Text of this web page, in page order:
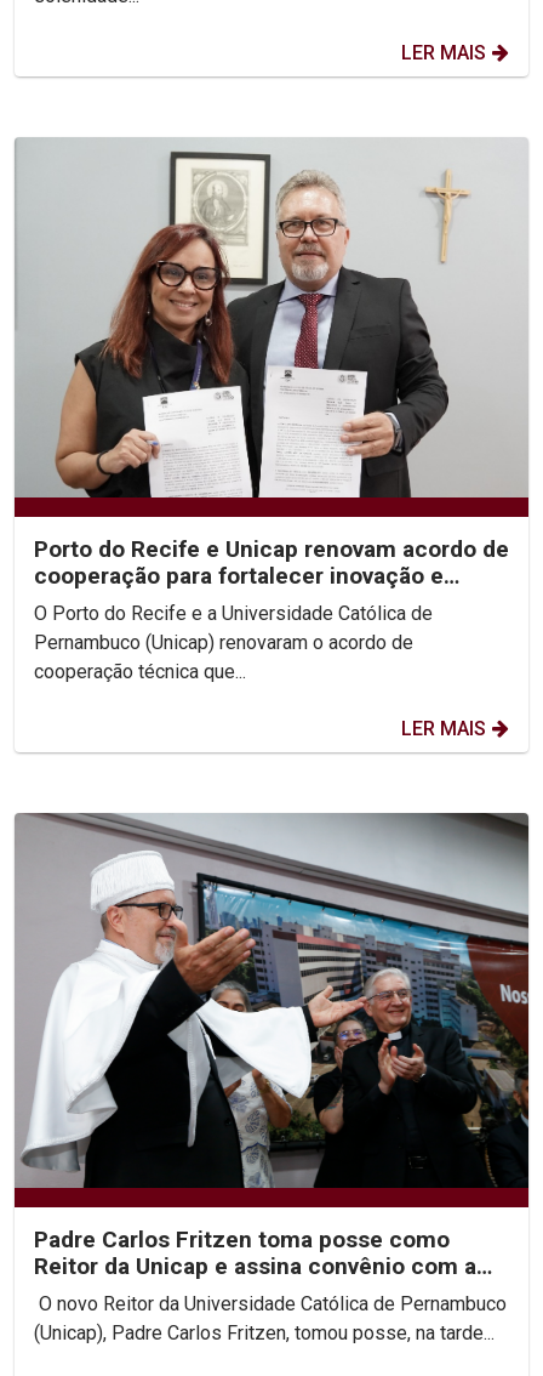
LER MAIS
Porto do Recife e Unicap renovam acordo de
cooperação para fortalecer inovação e
formação acadêmica
O Porto do Recife e a Universidade Católica de
Pernambuco (Unicap) renovaram o acordo de
cooperação técnica que...
LER MAIS
Padre Carlos Fritzen toma posse como
Reitor da Unicap e assina convênio com a
PUC-Rio
O novo Reitor da Universidade Católica de Pernambuco
(Unicap), Padre Carlos Fritzen, tomou posse, na tarde...